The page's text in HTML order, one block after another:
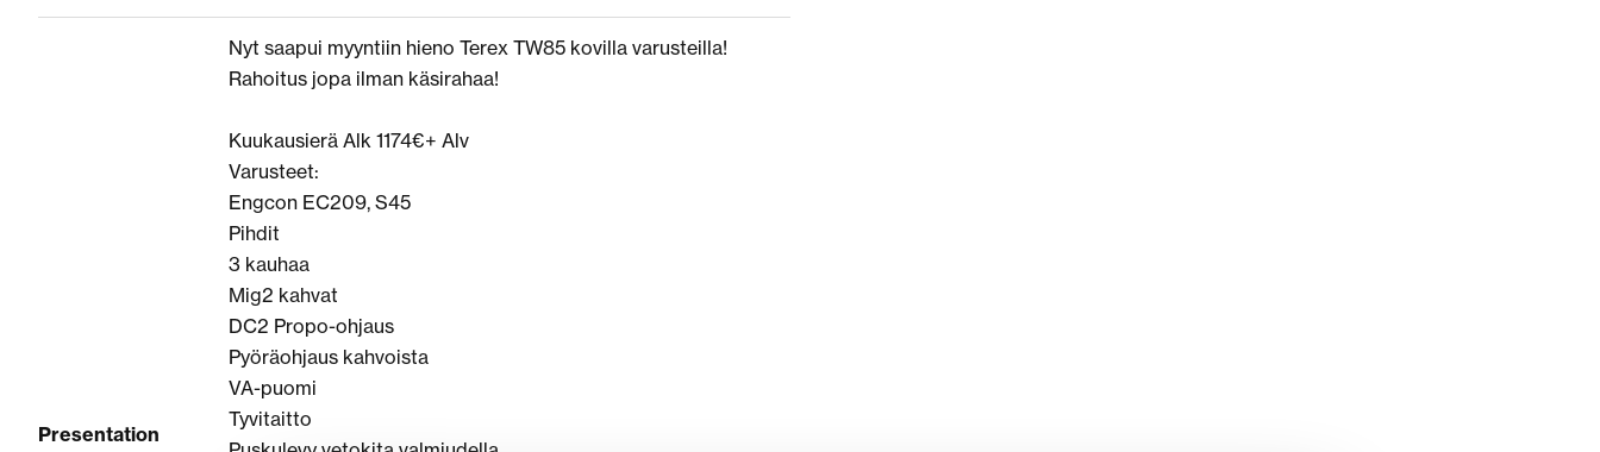
Presentation
Nyt saapui myyntiin hieno Terex TW85 kovilla varusteilla!
Rahoitus jopa ilman käsirahaa!
Kuukausierä Alk 1174€+ Alv
Varusteet:
Engcon EC209, S45
Pihdit
3 kauhaa
Mig2 kahvat
DC2 Propo-ohjaus
Pyöräohjaus kahvoista
VA-puomi
Tyvitaitto